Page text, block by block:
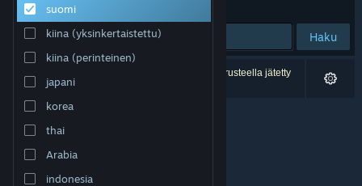
Tuki
Vaihda kieli
Hanki Steam-mobiilisovellus
Näytä työpöytäsivusto
suomi
kiina (yksinkertaistettu)
kiina (perinteinen)
japani
korea
thai
Arabia
indonesia
Järjestelyperuste
Haku
0 tulosta vastaa hakuasi. 1 peli on asetustesi perusteella jätetty
pois.